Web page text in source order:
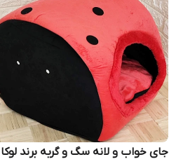
جای خواب و لانه سگ و گربه برند لوکا